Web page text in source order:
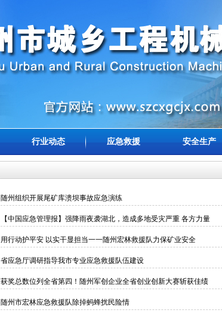
行业动态 应急救援 安全生产
随州组织开展尾矿库溃坝事故应急演练
【中国应急管理报】强降雨夜袭湖北，造成多地受灾严重 各方力量
用行动护平安 以实干显担当一一随州宏林救援队力保矿业安全
省应急厅调研指导我市专业应急救援队伍建设
获奖总数位列全省第四！随州军创企业全省创业创新大赛斩获佳绩
随州市宏林应急救援队除掉蚂蜂扰民险情